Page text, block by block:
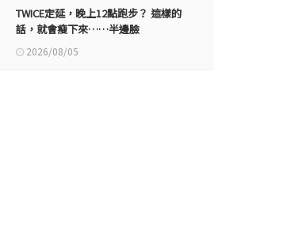
TWICE定延，晚上12點跑步？ 這樣的
話，就會瘦下來……半邊臉
2026/08/05